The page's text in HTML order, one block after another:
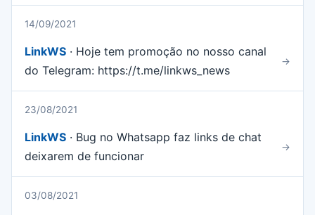
14/09/2021
LinkWS · Hoje tem promoção no nosso canal
do Telegram: https://t.me/linkws_news
→
23/08/2021
LinkWS · Bug no Whatsapp faz links de chat
deixarem de funcionar
→
03/08/2021